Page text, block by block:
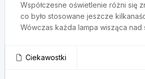
Współczesne oświetlenie różni się
co było stosowane jeszcze
Wówczas każda lampa wisząca nad
Ciekawostki